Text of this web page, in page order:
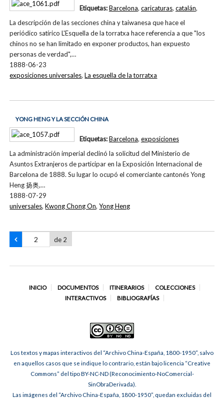
La descripción de las secciones china y taiwanesa que hace el
periódico satírico L'Esquella de la torratxa hace referencia a que "los
chinos no se han limitado en exponer productos, han expuesto
personas de verdad",…
1888-06-23
Etiquetas:Barcelona, caricaturas, catalán,
exposiciones universales,La esquella de la torratxa
YONG HENG Y LA SECCIÓN CHINA
La administración imperial declinó la solicitud del Ministerio de
Asuntos Extranjeros de participar en la Exposición Internacional de
Barcelona de 1888. Su lugar lo ocupó el comerciante cantonés Yong
Heng 扬奥,…
1888-07-29
Etiquetas:Barcelona, exposiciones
universales,Kwong Chong On,Yong Heng
de 2
INICIO DOCUMENTOS ITINERARIOS
COLECCIONES
INTERACTIVOS
BIBLIOGRAFÍAS
Los textos y mapas interactivos del “Archivo China-España, 1800-1950”, salvo
en aquellos casos que se indique lo contrario, están bajo licencia “Creative
Commons” del tipo BY-NC-ND (Reconocimiento-NoComercial-
SinObraDerivada).
Las imágenes del “Archivo China-España, 1800-1950”, quedan excluidas del